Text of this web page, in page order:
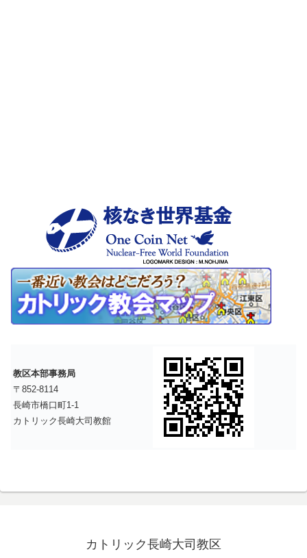
教区本部事務局
〒852-8114
長崎市橋口町1-1
カトリック長崎大司教館
カトリック長崎大司教区